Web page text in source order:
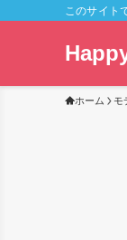
このサイト
ホーム モ